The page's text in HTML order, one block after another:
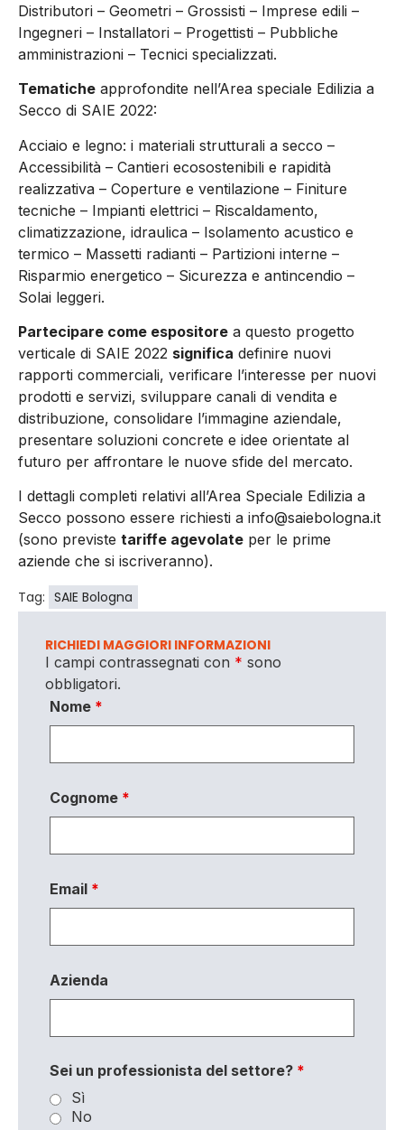
Distributori – Geometri – Grossisti – Imprese edili –
Ingegneri – Installatori – Progettisti – Pubbliche
amministrazioni – Tecnici specializzati.
Tematiche approfondite nell’Area speciale Edilizia a
Secco di SAIE 2022:
Acciaio e legno: i materiali strutturali a secco –
Accessibilità – Cantieri ecosostenibili e rapidità
realizzativa – Coperture e ventilazione – Finiture
tecniche – Impianti elettrici – Riscaldamento,
climatizzazione, idraulica – Isolamento acustico e
termico – Massetti radianti – Partizioni interne –
Risparmio energetico – Sicurezza e antincendio –
Solai leggeri.
Partecipare come espositore a questo progetto
verticale di SAIE 2022 significa definire nuovi
rapporti commerciali, verificare l’interesse per nuovi
prodotti e servizi, sviluppare canali di vendita e
distribuzione, consolidare l’immagine aziendale,
presentare soluzioni concrete e idee orientate al
futuro per affrontare le nuove sfide del mercato.
I dettagli completi relativi all’Area Speciale Edilizia a
Secco possono essere richiesti a info@saiebologna.it
(sono previste tariffe agevolate per le prime
aziende che si iscriveranno).
Tag: SAIE Bologna
RICHIEDI MAGGIORI INFORMAZIONI
I campi contrassegnati con * sono
obbligatori.
Nome *
Cognome *
Email *
Azienda
Sei un professionista del settore? *
Sì
No